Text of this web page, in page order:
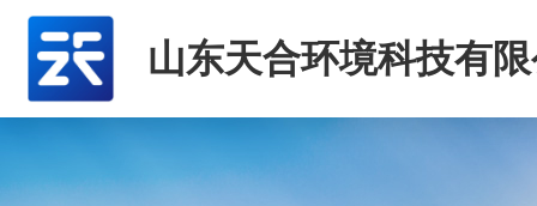
山东天合环境科技有